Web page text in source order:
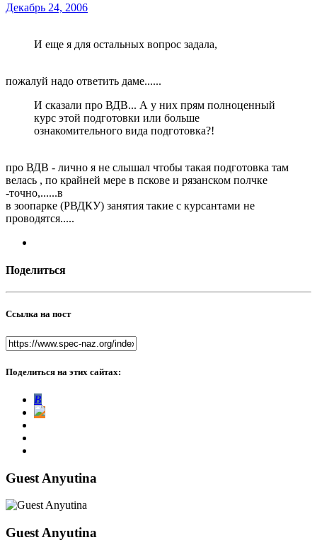
Декабрь 24, 2006
И еще я для остальных вопрос задала,
пожалуй надо ответить даме......
И сказали про ВДВ... А у них прям полноценный
курс этой подготовки или больше
ознакомительного вида подготовка?!
про ВДВ - лично я не слышал чтобы такая подготовка там
велась , по крайней мере в пскове и рязанском полчке
-точно,......в
в зоопарке (РВДКУ) занятия такие с курсантами не
проводятся.....
Поделиться
Ссылка на пост
Поделиться на этих сайтах:
В
Guest Anyutina
Guest Anyutina